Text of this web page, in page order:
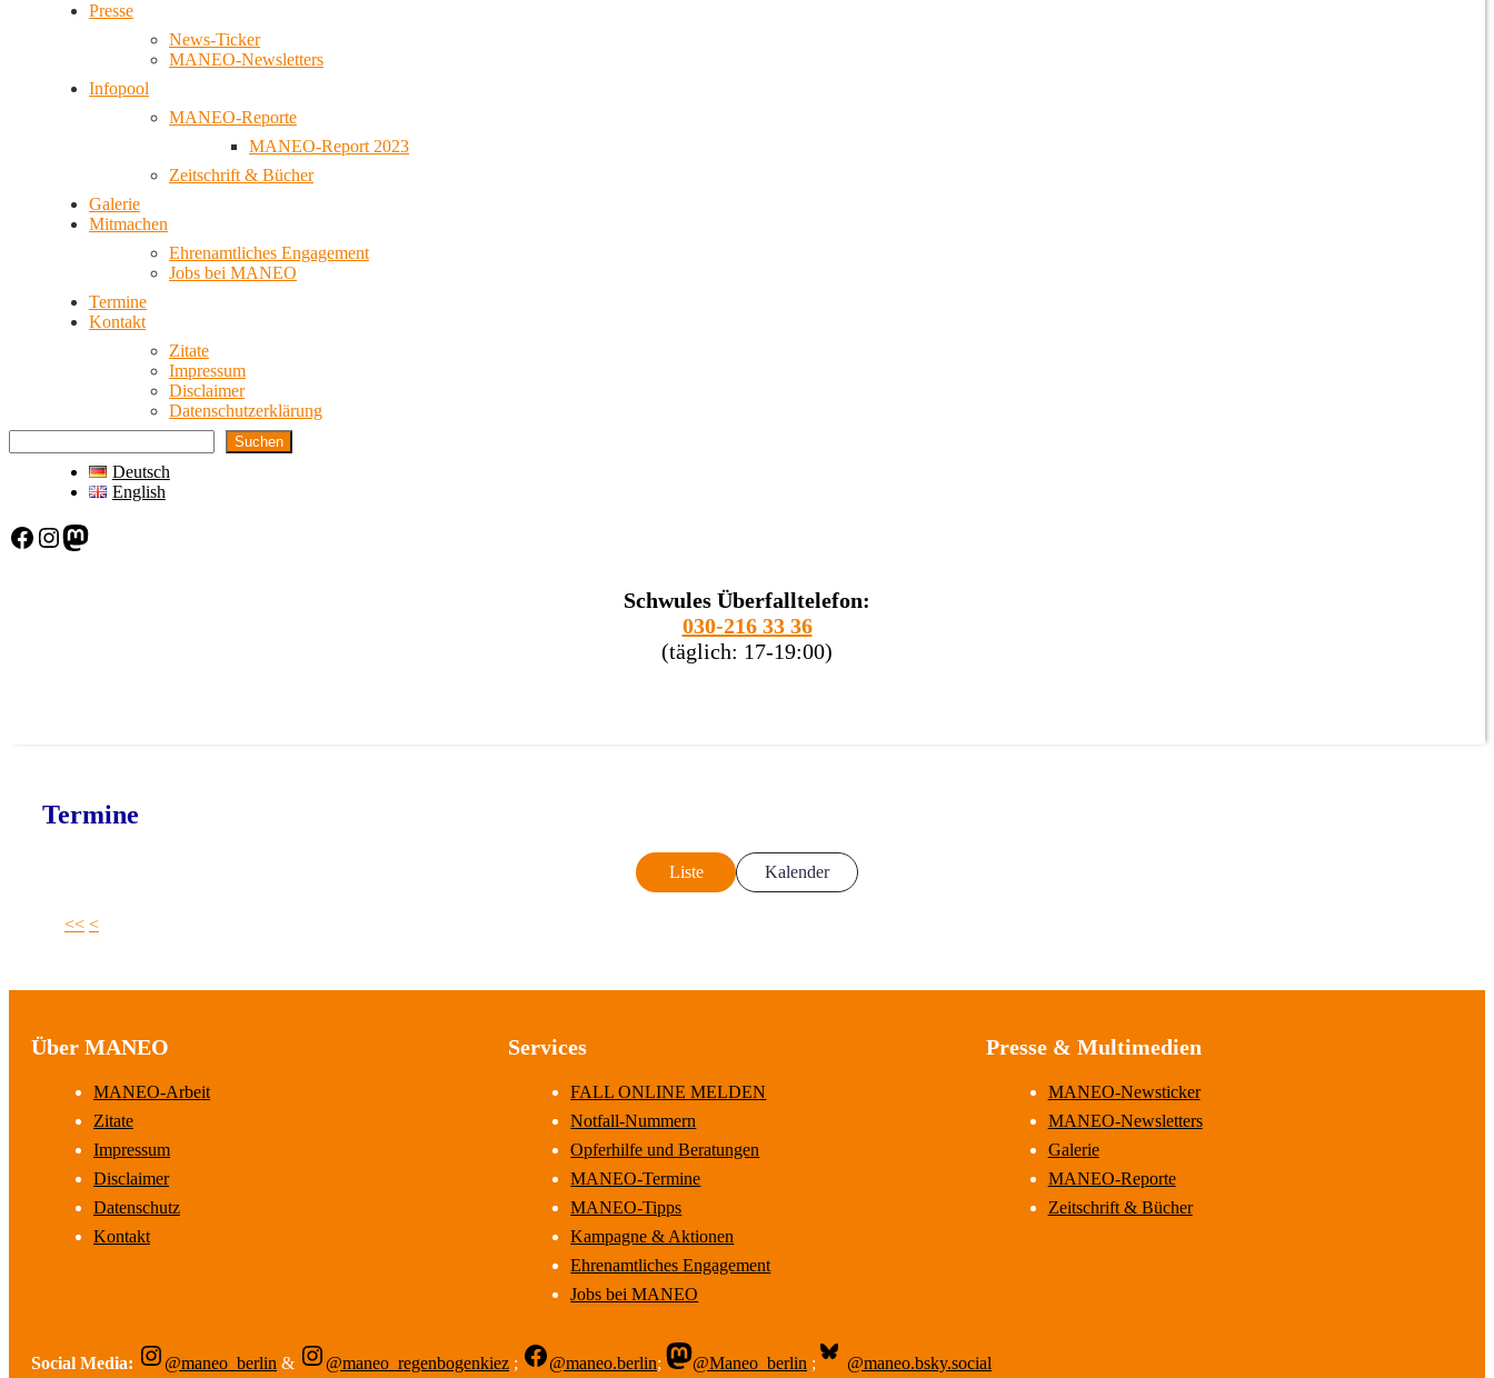
Presse
News-Ticker
MANEO-Newsletters
Infopool
MANEO-Reporte
MANEO-Report 2023
Zeitschrift & Bücher
Galerie
Mitmachen
Ehrenamtliches Engagement
Jobs bei MANEO
Termine
Kontakt
Zitate
Impressum
Disclaimer
Datenschutzerklärung
Suchen
Deutsch
English
Facebook Instagram Mastodon
Schwules Überfalltelefon:
030-216 33 36
(täglich: 17-19:00)
Termine
Liste Kalender
<< <
Über MANEO
MANEO-Arbeit
Zitate
Impressum
Disclaimer
Datenschutz
Kontakt
Services
FALL ONLINE MELDEN
Notfall-Nummern
Opferhilfe und Beratungen
MANEO-Termine
MANEO-Tipps
Kampagne & Aktionen
Ehrenamtliches Engagement
Jobs bei MANEO
Presse & Multimedien
MANEO-Newsticker
MANEO-Newsletters
Galerie
MANEO-Reporte
Zeitschrift & Bücher
Social Media: @maneo_berlin & @maneo_regenbogenkiez ; @maneo.berlin; @Maneo_berlin ; @maneo.bsky.social